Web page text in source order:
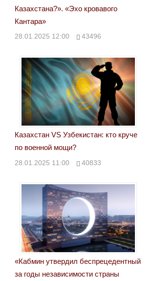
Казахстана?». «Эхо кровавого
Кантара»
28.01.2025 12:00 43496
Казахстан VS Узбекистан: кто круче
по военной мощи?
28.01.2025 11:00 40833
«Кабмин утвердил беспрецедентный
за годы независимости страны